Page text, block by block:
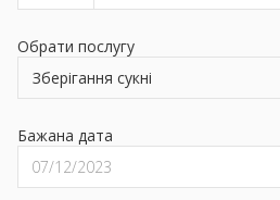
Обрати послугу
Бажана дата